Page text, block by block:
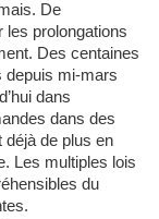
De
les prolongations
Des centaines
depuis mi-mars
dans
dans des
déjà de plus en
Les multiples lois
du